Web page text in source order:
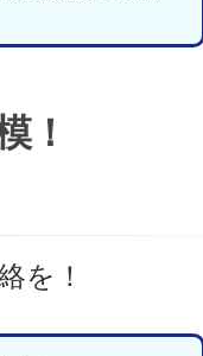
！
を！